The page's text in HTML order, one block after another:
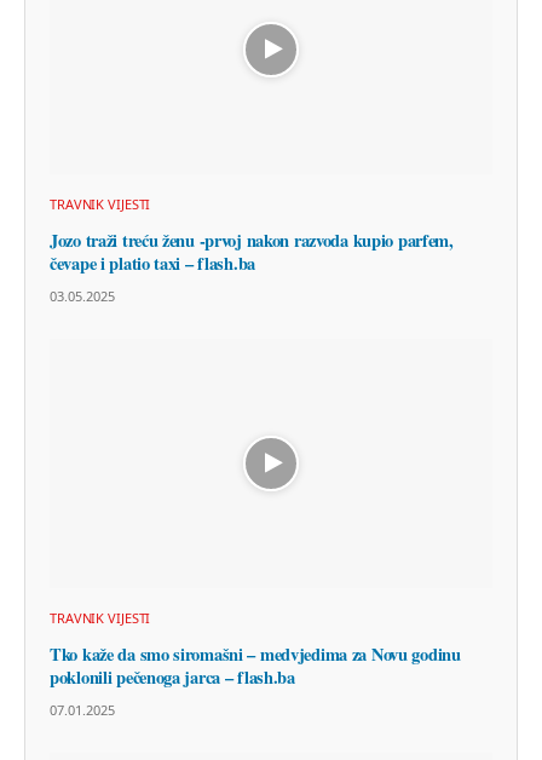
TRAVNIK VIJESTI
Jozo traži treću ženu -prvoj nakon razvoda kupio parfem,
čevape i platio taxi – flash.ba
03.05.2025
TRAVNIK VIJESTI
Tko kaže da smo siromašni – medvjedima za Novu godinu
poklonili pečenoga jarca – flash.ba
07.01.2025